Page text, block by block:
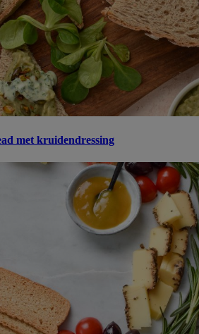
met kruidendressing